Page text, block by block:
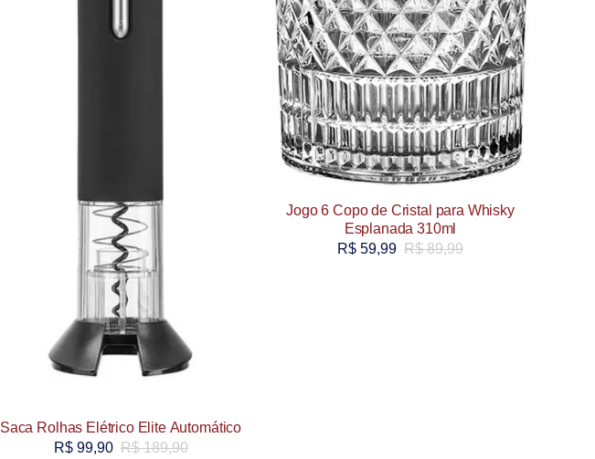
Saca Rolhas Elétrico Elite Automático
R$189,90
R$99,90
Jogo 6 Copo de Cristal para Whisky
Esplanada 310ml
R$89,99
R$ 59,99